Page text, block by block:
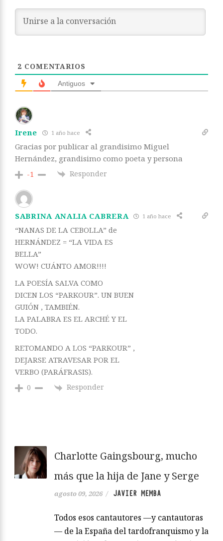
2 COMENTARIOS
Antiguos
Irene 1 año hace
Gracias por publicar al grandisimo Miguel
Hernández, grandisimo como poeta y persona
-1 Responder
SABRINA ANALIA CABRERA 1 año hace
“NANAS DE LA CEBOLLA” de
HERNÁNDEZ = “LA VIDA ES
BELLA”
WOW! CUÁNTO AMOR!!!!
LA POESÍA SALVA COMO
DICEN LOS “PARKOUR”. UN BUEN
GUIÓN , TAMBIÉN.
LA PALABRA ES EL ARCHÉ Y EL
TODO.
RETOMANDO A LOS “PARKOUR” ,
DEJARSE ATRAVESAR POR EL
VERBO (PARÁFRASIS).
0 Responder
Charlotte Gaingsbourg, mucho
más que la hija de Jane y Serge
agosto 09, 2026 / JAVIER MEMBA
Todos esos cantautores —y cantautoras
— de la España del tardofranquismo y la